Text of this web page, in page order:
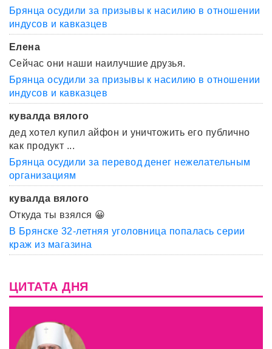
Брянца осудили за призывы к насилию в отношении
индусов и кавказцев
Елена
Сейчас они наши наилучшие друзья.
Брянца осудили за призывы к насилию в отношении
индусов и кавказцев
кувалда вялого
дед хотел купил айфон и уничтожить его публично
как продукт ...
Брянца осудили за перевод денег нежелательным
организациям
кувалда вялого
Откуда ты взялся 😀
В Брянске 32-летняя уголовница попалась серии
краж из магазина
ЦИТАТА ДНЯ